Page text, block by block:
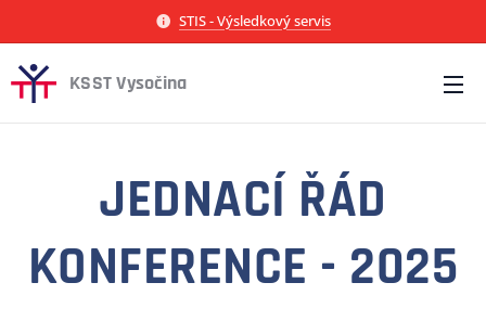
STIS - Výsledkový servis
KSST Vysočina
JEDNACÍ ŘÁD
KONFERENCE - 2025